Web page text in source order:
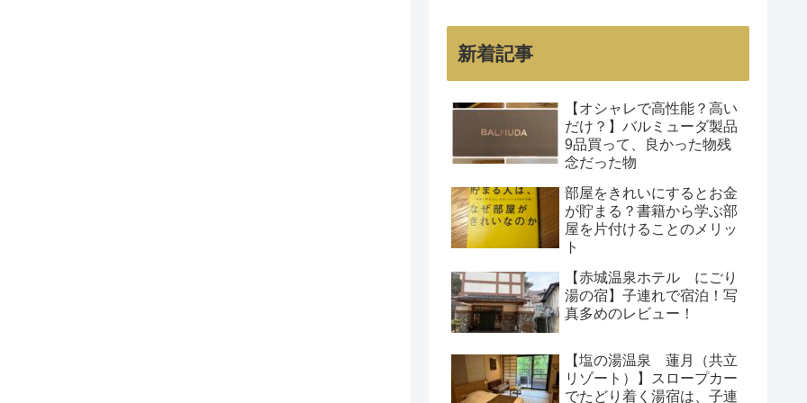
新着記事
【オシャレで高性能？高い
だけ？】バルミューダ製品
9品買って、良かった物残
念だった物
部屋をきれいにするとお金
が貯まる？書籍から学ぶ部
屋を片付けることのメリッ
ト
【赤城温泉ホテル にごり
湯の宿】子連れで宿泊！写
真多めのレビュー！
【塩の湯温泉 蓮月（共立
リゾート）】スロープカー
でたどり着く湯宿は、子連